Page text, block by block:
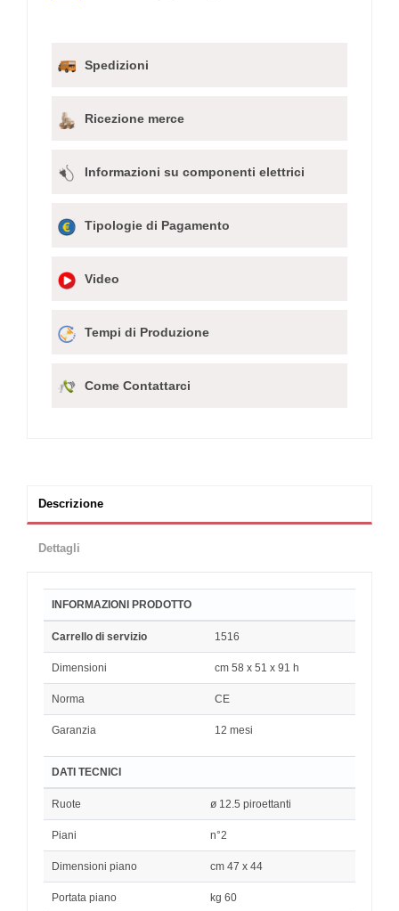
Spedizioni
Ricezione merce
Informazioni su componenti elettrici
Tipologie di Pagamento
Video
Tempi di Produzione
Come Contattarci
Descrizione
Dettagli
INFORMAZIONI PRODOTTO
Carrello di servizio 1516
Dimensioni cm 58 x 51 x 91 h
Norma CE
Garanzia 12 mesi
DATI TECNICI
Ruote ø 12.5 piroettanti
Piani n°2
Dimensioni piano cm 47 x 44
Portata piano kg 60